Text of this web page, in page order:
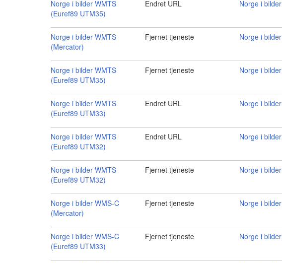
Norge i bilder WMTS
(Euref89 UTM35)
Endret URL Norge i bilder
Norge i bilder WMTS
(Mercator)
Fjernet tjeneste Norge i bilder
Norge i bilder WMTS
(Euref89 UTM35)
Fjernet tjeneste Norge i bilder
Norge i bilder WMTS
(Euref89 UTM33)
Endret URL Norge i bilder
Norge i bilder WMTS
(Euref89 UTM32)
Endret URL Norge i bilder
Norge i bilder WMTS
(Euref89 UTM32)
Fjernet tjeneste Norge i bilder
Norge i bilder WMS-C
(Mercator)
Fjernet tjeneste Norge i bilder
Norge i bilder WMS-C
(Euref89 UTM33)
Fjernet tjeneste Norge i bilder